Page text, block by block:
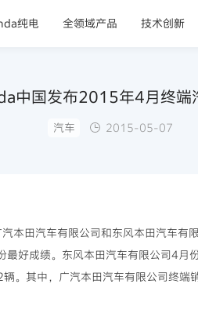
纯电 全领域产品 技术创新
中国发布2015年4月终端
汽车 2015-05-07
本田汽车有限公司和东风本田汽车有
好成绩。东风本田汽车有限公司4月
。其中，广汽本田汽车有限公司终端